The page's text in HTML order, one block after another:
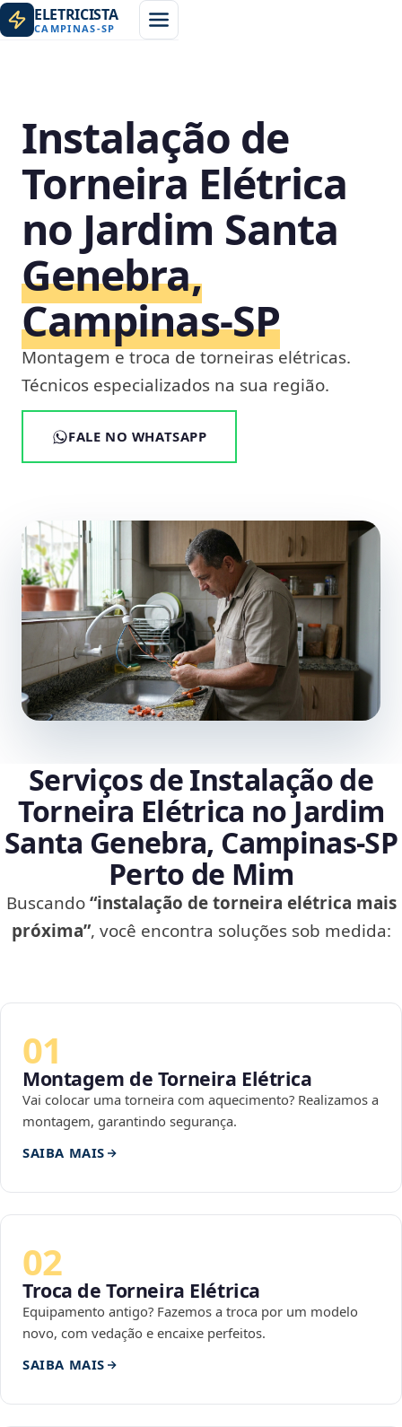
ELETRICISTA
CAMPINAS-SP
Instalação de
Torneira Elétrica
no Jardim Santa
Genebra,
Campinas‑SP
Montagem e troca de torneiras elétricas.
Técnicos especializados na sua região.
FALE NO WHATSAPP
Serviços de Instalação de
Torneira Elétrica no Jardim
Santa Genebra, Campinas‑SP
Perto de Mim
Buscando“instalação de torneira elétrica mais
próxima”, você encontra soluções sob medida:
01
Montagem de Torneira Elétrica
Vai colocar uma torneira com aquecimento? Realizamos a
montagem, garantindo segurança.
SAIBA MAIS
02
Troca de Torneira Elétrica
Equipamento antigo? Fazemos a troca por um modelo
novo, com vedação e encaixe perfeitos.
SAIBA MAIS